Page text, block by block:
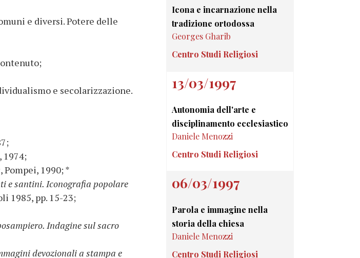
e diversi. Potere delle
e secolarizzazione.
1974;
, Pompei, 1990; *
e santini. Iconografia popolare
1985, pp. 15-23;
Indagine sul sacro
devozionali a stampa e
Icona e incarnazione nella
tradizione ortodossa
Georges Gharib
Centro Studi Religiosi
13/03/1997
Autonomia dell'arte e
disciplinamento ecclesiastico
Daniele Menozzi
Centro Studi Religiosi
06/03/1997
Parola e immagine nella
storia della chiesa
Daniele Menozzi
Centro Studi Religiosi